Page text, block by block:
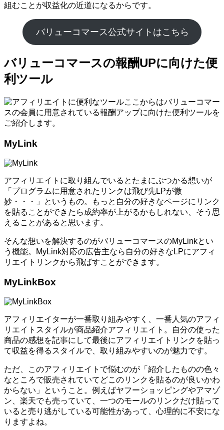
組むことが収益化の近道になるからです。
バリューコマース公式サイトはこちら
バリューコマースの報酬UPに向けた便
利ツール
ここからはバリューコマー
スの会員に用意されている報酬アップに向けた便利ツールを
ご紹介します。
MyLink
アフィリエイトに取り組んでいるとたまにぶつかる想いが
「プログラムに用意されたリンクは飛び先LPが微
妙・・・」というもの。もっと自分の好きなページにリンク
を貼ることができたら成約率が上がるかもしれない、そう思
えることがあると思います。
そんな想いを解決するのがバリューコマースのMyLinkとい
う機能。MyLink対応の広告主なら自分の好きなLPにアフィ
リエイトリンクから飛ばすことができます。
MyLinkBox
アフィリエイターが一番取り組みやすく、一番人気のアフィ
リエイトスタイルが商品紹介アフィリエイト。自分の使った
商品の感想を記事にして最後にアフィリエイトリンクを貼っ
て収益を得るスタイルで、取り組みやすいのが魅力です。
ただ、このアフィリエイトで悩むのが「紹介したものの色々
なところで販売されていてどこのリンクを貼るのが良いかわ
からない」ということ。例えばヤフーショッピングやアマゾ
ン、楽天でも売っていて、一つのモールのリンクだけ貼って
いると売り逃がしている可能性があって、心理的に不安にな
りますよね。